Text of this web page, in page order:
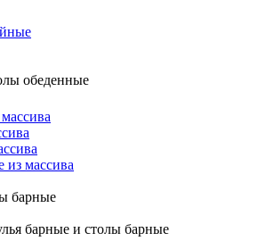
обеденные
из массива
барные
барные и столы барные